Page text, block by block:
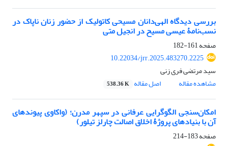
بررسی دیدگاه الهی‌دانان مسیحی کاتولیک از حضور زنان ناپاک در
نسب‌نامۀ عیسی مسیح در انجیل متی
صفحه161-182
10.22034/jrr.2025.483270.2225
سید مرتضی فری زنی
مشاهده مقاله
اصل مقاله 538.36 K
امکان‌سنجی الگوگرایی عرفانی در سپهر مدرن؛ (واکاوی پیوندهای
آن با بنیادهای پروژۀ اخلاق اصالت چارلز تیلور)
صفحه183-214